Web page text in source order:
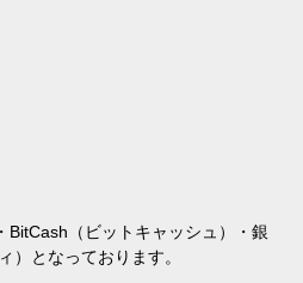
BitCash（ビットキャッシュ）・銀
）となっております。